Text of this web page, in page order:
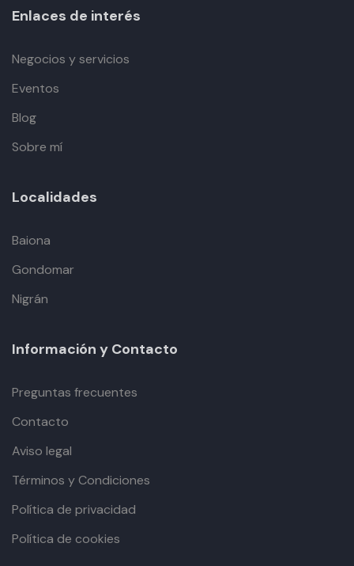
Enlaces de interés
Negocios y servicios
Eventos
Blog
Sobre mí
Localidades
Baiona
Gondomar
Nigrán
Información y Contacto
Preguntas frecuentes
Contacto
Aviso legal
Términos y Condiciones
Política de privacidad
Política de cookies